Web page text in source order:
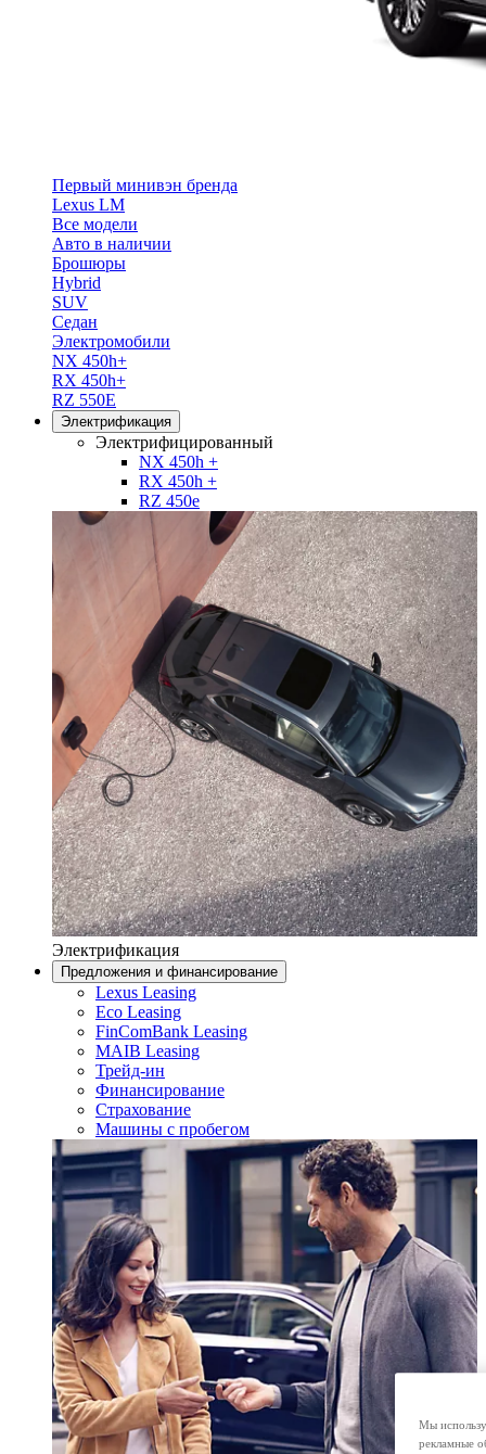
Первый минивэн бренда
Lexus LM
Все модели
Авто в наличии
Брошюры
Hybrid
SUV
Седан
Электромобили
NX 450h+
RX 450h+
RZ 550E
Электрификация
Электрифицированный
NX 450h +
RX 450h +
RZ 450e
Электрификация
Предложения и финансирование
Lexus Leasing
Eco Leasing
FinComBank Leasing
MAIB Leasing
Трейд-ин
Финансирование
Страхование
Машины с пробегом
Мы
рекламные